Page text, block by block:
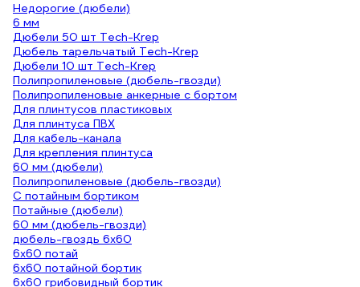
Недорогие (дюбели)
6 мм
Дюбели 50 шт Tech-Krep
Дюбель тарельчатый Tech-Krep
Дюбели 10 шт Tech-Krep
Полипропиленовые (дюбель-гвозди)
Полипропиленовые анкерные с бортом
Для плинтусов пластиковых
Для плинтуса ПВХ
Для кабель-канала
Для крепления плинтуса
60 мм (дюбели)
Полипропиленовые (дюбель-гвозди)
С потайным бортиком
Потайные (дюбели)
60 мм (дюбель-гвозди)
дюбель-гвоздь 6х60
6х60 потай
6х60 потайной бортик
6х60 грибовидный бортик